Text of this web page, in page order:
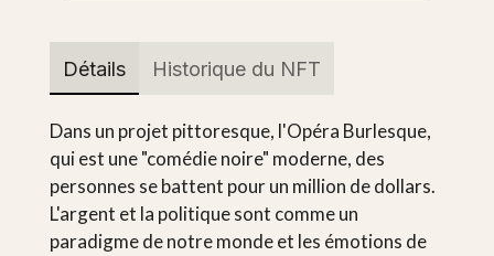
Détails Historique du NFT
Dans un projet pittoresque, l'Opéra Burlesque,
qui est une "comédie noire" moderne, des
personnes se battent pour un million de dollars.
L'argent et la politique sont comme un
paradigme de notre monde et les émotions de